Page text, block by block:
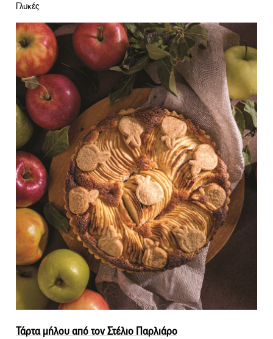
Γλυκές
Τάρτα μήλου από τον Στέλιο Παρλιάρο